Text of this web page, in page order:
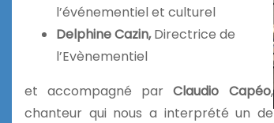
l’événementiel et culturel
Delphine Cazin,Directrice de
l’Evènementiel
et accompagné par Claudio Capéo,
chanteur qui nous a interprété un de